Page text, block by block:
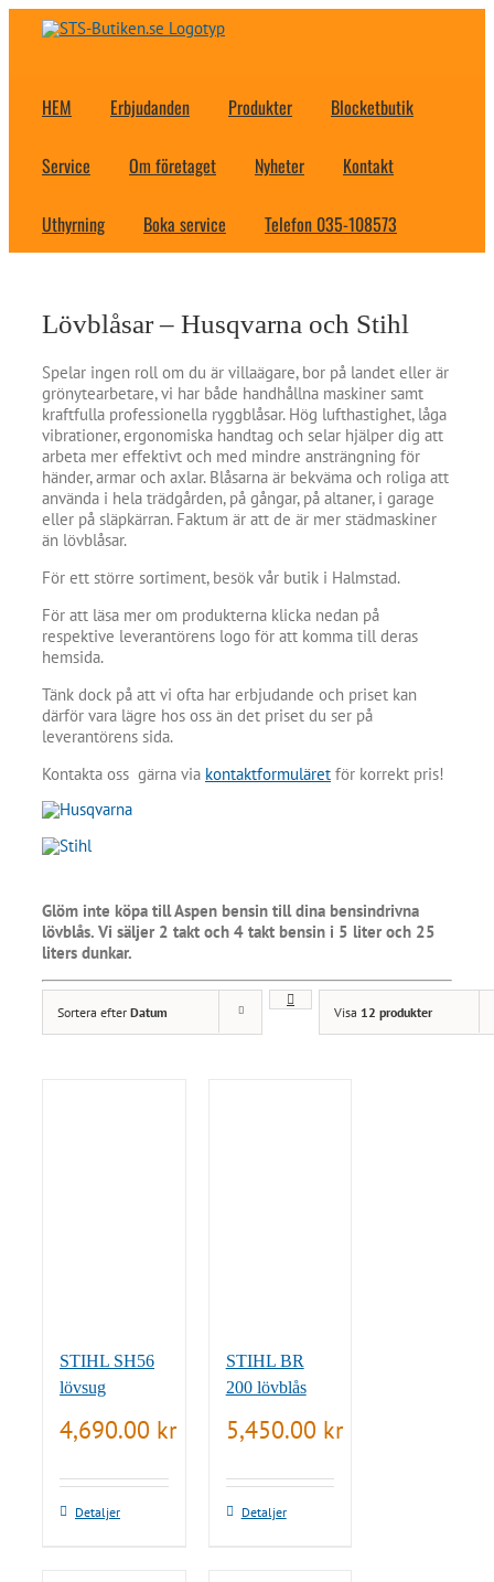
Fortsätt
HEM Erbjudanden Produkter Blocketbutik
Service Om företaget Nyheter Kontakt
Uthyrning Boka service Telefon 035-108573
Lövblåsar – Husqvarna och Stihl
Spelar ingen roll om du är villaägare, bor på landet eller är
grönytearbetare, vi har både handhållna maskiner samt
kraftfulla professionella ryggblåsar. Hög lufthastighet, låga
vibrationer, ergonomiska handtag och selar hjälper dig att
arbeta mer effektivt och med mindre ansträngning för
händer, armar och axlar. Blåsarna är bekväma och roliga att
använda i hela trädgården, på gångar, på altaner, i garage
eller på släpkärran. Faktum är att de är mer städmaskiner
än lövblåsar.
För ett större sortiment, besök vår butik i Halmstad.
För att läsa mer om produkterna klicka nedan på
respektive leverantörens logo för att komma till deras
hemsida.
Tänk dock på att vi ofta har erbjudande och priset kan
därför vara lägre hos oss än det priset du ser på
leverantörens sida.
Kontakta oss gärna via kontaktformuläret för korrekt pris!
Glöm inte köpa till Aspen bensin till dina bensindrivna
lövblås. Vi säljer 2 takt och 4 takt bensin i 5 liter och 25
liters dunkar.
Sortera efter Datum Visa 12 produkter
STIHL SH56
lövsug
4,690.00 kr
Detaljer
STIHL BR
200 lövblås
5,450.00 kr
Detaljer